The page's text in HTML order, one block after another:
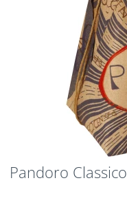
Pandoro Classico